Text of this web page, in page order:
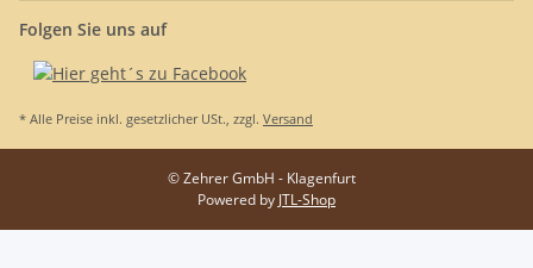
Folgen Sie uns auf
* Alle Preise inkl. gesetzlicher USt., zzgl. Versand
© Zehrer GmbH - Klagenfurt
Powered by JTL-Shop